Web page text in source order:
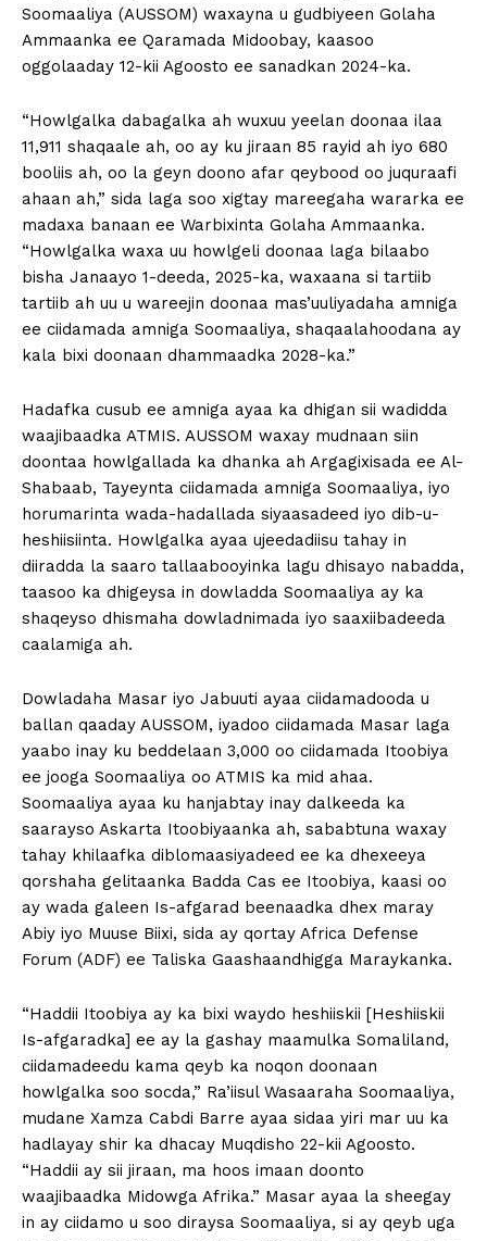
Soomaaliya (AUSSOM) waxayna u gudbiyeen Golaha
Ammaanka ee Qaramada Midoobay, kaasoo
oggolaaday 12-kii Agoosto ee sanadkan 2024-ka.
“Howlgalka dabagalka ah wuxuu yeelan doonaa ilaa
11,911 shaqaale ah, oo ay ku jiraan 85 rayid ah iyo 680
booliis ah, oo la geyn doono afar qeybood oo juquraafi
ahaan ah,” sida laga soo xigtay mareegaha wararka ee
madaxa banaan ee Warbixinta Golaha Ammaanka.
“Howlgalka waxa uu howlgeli doonaa laga bilaabo
bisha Janaayo 1-deeda, 2025-ka, waxaana si tartiib
tartiib ah uu u wareejin doonaa mas’uuliyadaha amniga
ee ciidamada amniga Soomaaliya, shaqaalahoodana ay
kala bixi doonaan dhammaadka 2028-ka.”
Hadafka cusub ee amniga ayaa ka dhigan sii wadidda
waajibaadka ATMIS. AUSSOM waxay mudnaan siin
doontaa howlgallada ka dhanka ah Argagixisada ee Al-
Shabaab, Tayeynta ciidamada amniga Soomaaliya, iyo
horumarinta wada-hadallada siyaasadeed iyo dib-u-
heshiisiinta. Howlgalka ayaa ujeedadiisu tahay in
diiradda la saaro tallaabooyinka lagu dhisayo nabadda,
taasoo ka dhigeysa in dowladda Soomaaliya ay ka
shaqeyso dhismaha dowladnimada iyo saaxiibadeeda
caalamiga ah.
Dowladaha Masar iyo Jabuuti ayaa ciidamadooda u
ballan qaaday AUSSOM, iyadoo ciidamada Masar laga
yaabo inay ku beddelaan 3,000 oo ciidamada Itoobiya
ee jooga Soomaaliya oo ATMIS ka mid ahaa.
Soomaaliya ayaa ku hanjabtay inay dalkeeda ka
saarayso Askarta Itoobiyaanka ah, sababtuna waxay
tahay khilaafka diblomaasiyadeed ee ka dhexeeya
qorshaha gelitaanka Badda Cas ee Itoobiya, kaasi oo
ay wada galeen Is-afgarad beenaadka dhex maray
Abiy iyo Muuse Biixi, sida ay qortay Africa Defense
Forum (ADF) ee Taliska Gaashaandhigga Maraykanka.
“Haddii Itoobiya ay ka bixi waydo heshiiskii [Heshiiskii
Is-afgaradka] ee ay la gashay maamulka Somaliland,
ciidamadeedu kama qeyb ka noqon doonaan
howlgalka soo socda,” Ra’iisul Wasaaraha Soomaaliya,
mudane Xamza Cabdi Barre ayaa sidaa yiri mar uu ka
hadlayay shir ka dhacay Muqdisho 22-kii Agoosto.
“Haddii ay sii jiraan, ma hoos imaan doonto
waajibaadka Midowga Afrika.” Masar ayaa la sheegay
in ay ciidamo u soo diraysa Soomaaliya, si ay qeyb uga